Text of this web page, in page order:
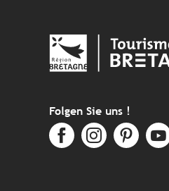
Folgen Sie uns !